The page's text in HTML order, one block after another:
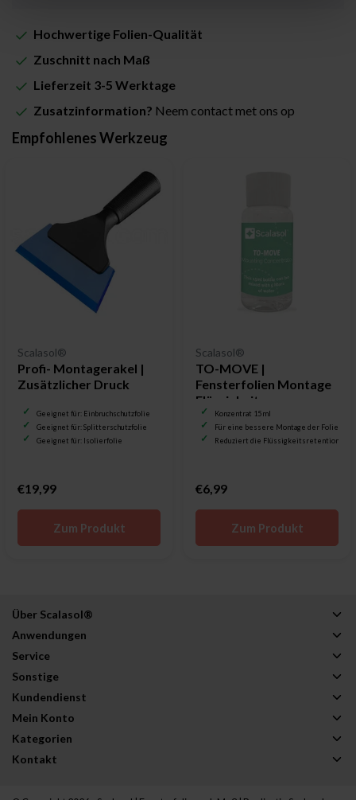
Hochwertige Folien-Qualität
Zuschnitt nach Maß
Lieferzeit 3-5 Werktage
Zusatzinformation? Neem contact met ons op
Empfohlenes Werkzeug
Scalasol®
Profi- Montagerakel |
Zusätzlicher Druck
Geeignet für: Einbruchschutzfolie
Geeignet für: Splitterschutzfolie
Geeignet für: Isolierfolie
€19,99
Zum Produkt
Scalasol®
TO-MOVE |
Fensterfolien Montage
Flüssigkeit
Konzentrat 15 ml
Für eine bessere Montage der Folie
Reduziert die Flüssigkeitsretention
€6,99
Zum Produkt
Über Scalasol®
Anwendungen
Service
Sonstige
Kundendienst
Mein Konto
Kategorien
Kontakt